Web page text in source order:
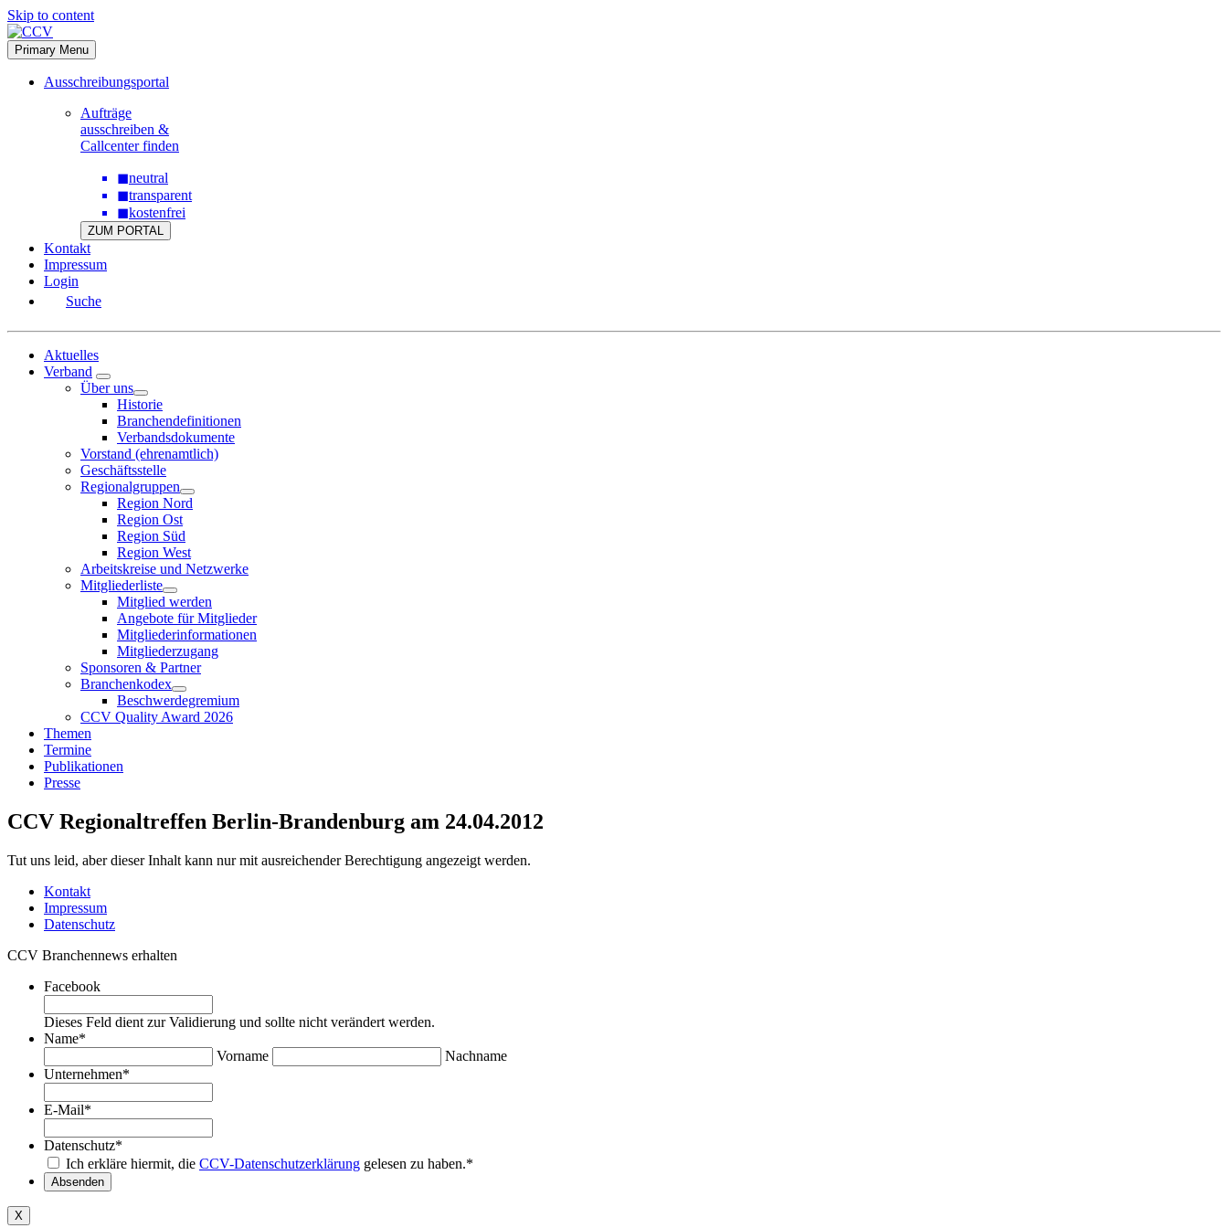
Skip to content
Primary Menu
Ausschreibungsportal
Aufträge
ausschreiben &
Callcenter finden
◼neutral
◼transparent
◼kostenfrei
ZUM PORTAL
Kontakt
Impressum
Login
Suche
Aktuelles
Verband
Über uns
Historie
Branchendefinitionen
Verbandsdokumente
Vorstand (ehrenamtlich)
Geschäftsstelle
Regionalgruppen
Region Nord
Region Ost
Region Süd
Region West
Arbeitskreise und Netzwerke
Mitgliederliste
Mitglied werden
Angebote für Mitglieder
Mitgliederinformationen
Mitgliederzugang
Sponsoren & Partner
Branchenkodex
Beschwerdegremium
CCV Quality Award 2026
Themen
Termine
Publikationen
Presse
CCV Regionaltreffen Berlin-Brandenburg am 24.04.2012
Tut uns leid, aber dieser Inhalt kann nur mit ausreichender Berechtigung angezeigt werden.
Kontakt
Impressum
Datenschutz
CCV Branchennews erhalten
Facebook
Dieses Feld dient zur Validierung und sollte nicht verändert werden.
Name*
Vorname
Nachname
Unternehmen*
E-Mail*
Datenschutz*
Ich erkläre hiermit, die CCV-Datenschutzerklärung gelesen zu haben.*
Absenden
X